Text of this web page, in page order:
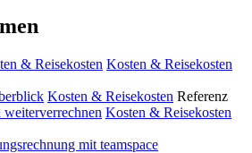
& Reisekosten Kosten & Reisekosten
Kosten & Reisekosten Referenz
Kosten & Reisekosten
mit teamspace